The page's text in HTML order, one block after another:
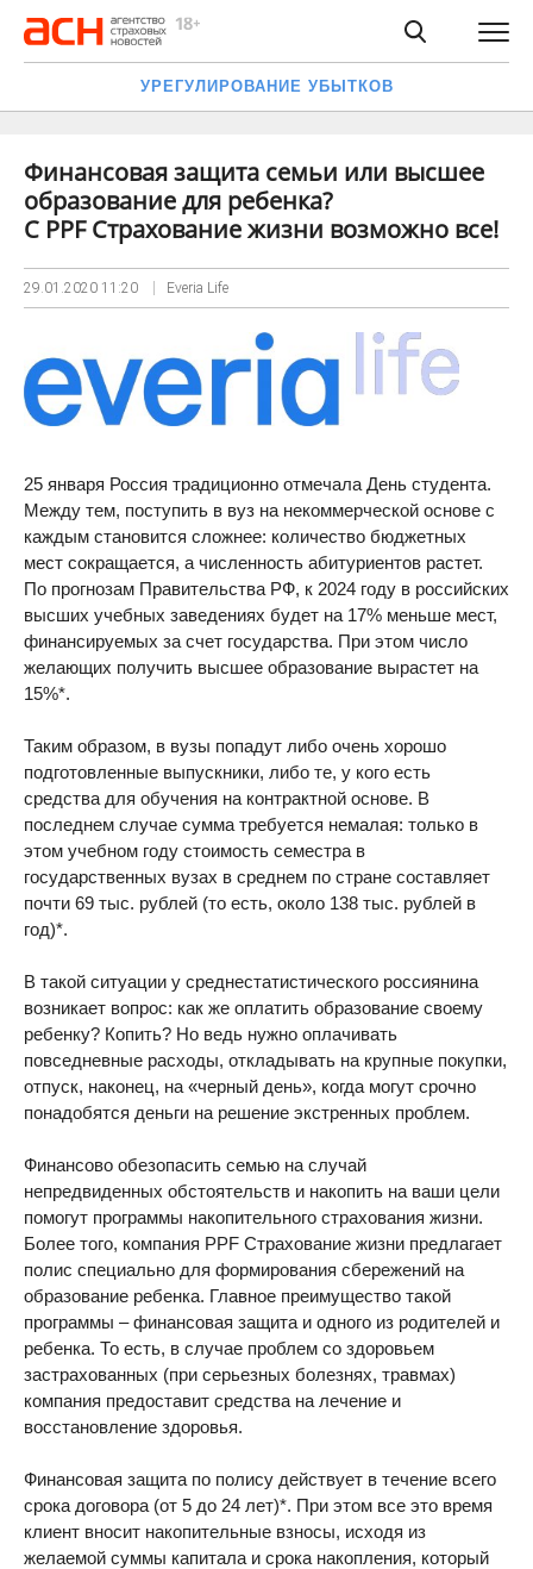
УРЕГУЛИРОВАНИЕ УБЫТКОВ
Финансовая защита семьи или высшее
образование для ребенка?
С PPF Страхование жизни возможно все!
29.01.2020 11:20 Everia Life
25 января Россия традиционно отмечала День студента.
Между тем, поступить в вуз на некоммерческой основе с
каждым становится сложнее: количество бюджетных
мест сокращается, а численность абитуриентов растет.
По прогнозам Правительства РФ, к 2024 году в российских
высших учебных заведениях будет на 17% меньше мест,
финансируемых за счет государства. При этом число
желающих получить высшее образование вырастет на
15%*.
Таким образом, в вузы попадут либо очень хорошо
подготовленные выпускники, либо те, у кого есть
средства для обучения на контрактной основе. В
последнем случае сумма требуется немалая: только в
этом учебном году стоимость семестра в
государственных вузах в среднем по стране составляет
почти 69 тыс. рублей (то есть, около 138 тыс. рублей в
год)*.
В такой ситуации у среднестатистического россиянина
возникает вопрос: как же оплатить образование своему
ребенку? Копить? Но ведь нужно оплачивать
повседневные расходы, откладывать на крупные покупки,
отпуск, наконец, на «черный день», когда могут срочно
понадобятся деньги на решение экстренных проблем.
Финансово обезопасить семью на случай
непредвиденных обстоятельств и накопить на ваши цели
помогут программы накопительного страхования жизни.
Более того, компания PPF Страхование жизни предлагает
полис специально для формирования сбережений на
образование ребенка. Главное преимущество такой
программы – финансовая защита и одного из родителей и
ребенка. То есть, в случае проблем со здоровьем
застрахованных (при серьезных болезнях, травмах)
компания предоставит средства на лечение и
восстановление здоровья.
Финансовая защита по полису действует в течение всего
срока договора (от 5 до 24 лет)*. При этом все это время
клиент вносит накопительные взносы, исходя из
желаемой суммы капитала и срока накопления, который